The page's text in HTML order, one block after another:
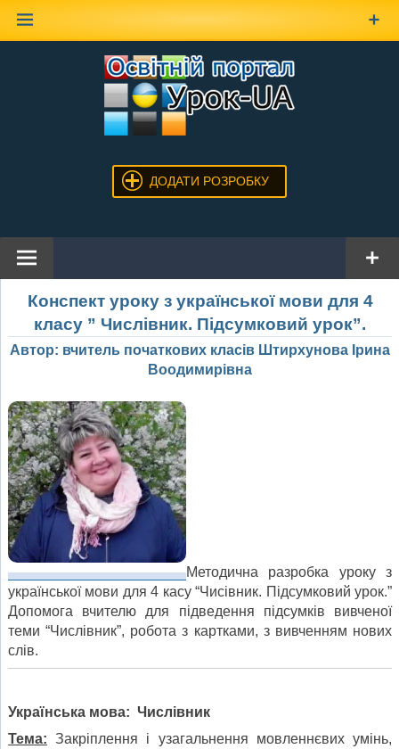
ДОДАТИ РОЗРОБКУ
Конспект уроку з української мови для 4
класу ” Числівник. Підсумковий урок”.
Автор: вчитель початкових класів Штирхунова Ірина
Воодимирівна
Методична разробка уроку з
української мови для 4 касу “Чисівник. Підсумковий урок.”
Допомога вчителю для підведення підсумків вивченої
теми “Числівник”, робота з картками, з вивченням нових
слів.
Українська мова: Числівник
Тема: Закріплення і узагальнення мовленнєвих умінь,